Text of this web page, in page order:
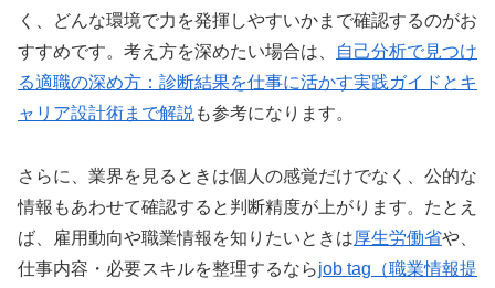
く、どんな環境で力を発揮しやすいかまで確認するのがお
すすめです。考え方を深めたい場合は、
自己分析で見つけ
る適職の深め方：診断結果を仕事に活かす実践ガイドとキ
ャリア設計術まで解説 も参考になります。
さらに、業界を見るときは個人の感覚だけでなく、公的な
情報もあわせて確認すると判断精度が上がります。たとえ
ば、雇用動向や職業情報を知りたいときは厚生労働省や、
仕事内容・必要スキルを整理するならjob tag（職業情報提